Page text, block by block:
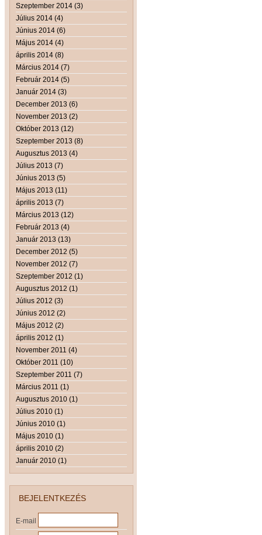
Szeptember 2014 (3)
Július 2014 (4)
Június 2014 (6)
Május 2014 (4)
április 2014 (8)
Március 2014 (7)
Február 2014 (5)
Január 2014 (3)
December 2013 (6)
November 2013 (2)
Október 2013 (12)
Szeptember 2013 (8)
Augusztus 2013 (4)
Július 2013 (7)
Június 2013 (5)
Május 2013 (11)
április 2013 (7)
Március 2013 (12)
Február 2013 (4)
Január 2013 (13)
December 2012 (5)
November 2012 (7)
Szeptember 2012 (1)
Augusztus 2012 (1)
Július 2012 (3)
Június 2012 (2)
Május 2012 (2)
április 2012 (1)
November 2011 (4)
Október 2011 (10)
Szeptember 2011 (7)
Március 2011 (1)
Augusztus 2010 (1)
Július 2010 (1)
Június 2010 (1)
Május 2010 (1)
április 2010 (2)
Január 2010 (1)
BEJELENTKEZÉS
E-mail